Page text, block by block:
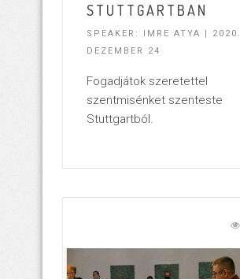
STUTTGARTBAN
SPEAKER: IMRE ATYA | 2020.
DEZEMBER 24
Fogadjátok szeretettel
szentmisénket szenteste
Stuttgartból.